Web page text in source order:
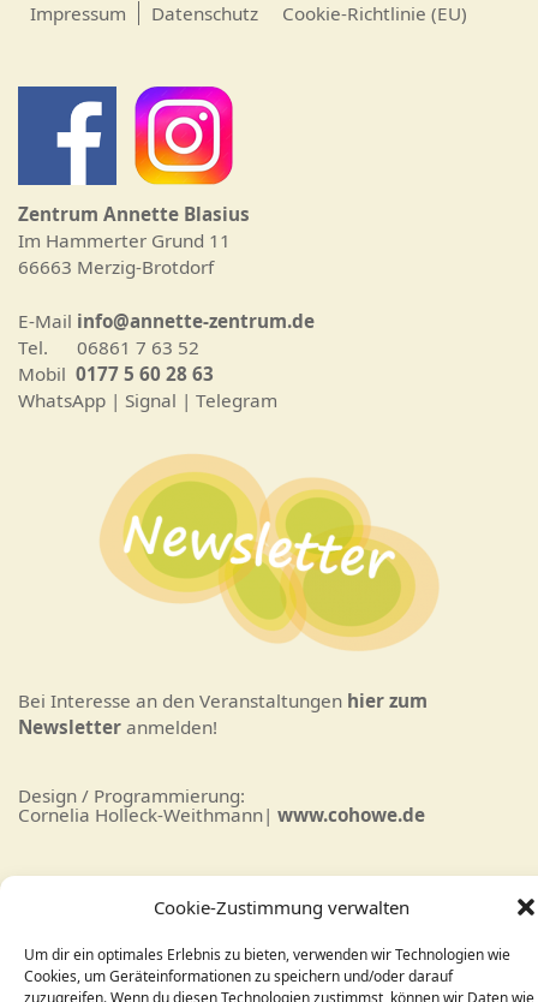
Cookie-Zustimmung verwalten
Um dir ein optimales Erlebnis zu bieten, verwenden wir Technologien wie
Cookies, um Geräteinformationen zu speichern und/oder darauf
zuzugreifen. Wenn du diesen Technologien zustimmst, können wir Daten wie
Impressum Datenschutz Cookie-Richtlinie (EU)
Zentrum Annette Blasius
Im Hammerter Grund 11
66663 Merzig-Brotdorf
E-Mail info@annette-zentrum.de
Tel. 06861 7 63 52
Mobil 0177 5 60 28 63
WhatsApp | Signal | Telegram
Bei Interesse an den Veranstaltungen hier zum
Newsletter anmelden!
Design / Programmierung:
Cornelia Holleck-Weithmann| www.cohowe.de